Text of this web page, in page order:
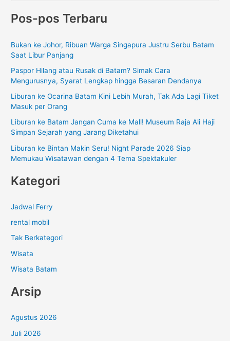
r
u
n
t
k
Pos-pos Terbaru
Bukan ke Johor, Ribuan Warga Singapura Justru Serbu Batam
Saat Libur Panjang
Paspor Hilang atau Rusak di Batam? Simak Cara
Mengurusnya, Syarat Lengkap hingga Besaran Dendanya
Liburan ke Ocarina Batam Kini Lebih Murah, Tak Ada Lagi Tiket
Masuk per Orang
Liburan ke Batam Jangan Cuma ke Mall! Museum Raja Ali Haji
Simpan Sejarah yang Jarang Diketahui
Liburan ke Bintan Makin Seru! Night Parade 2026 Siap
Memukau Wisatawan dengan 4 Tema Spektakuler
Kategori
Jadwal Ferry
rental mobil
Tak Berkategori
Wisata
Wisata Batam
Arsip
Agustus 2026
Juli 2026